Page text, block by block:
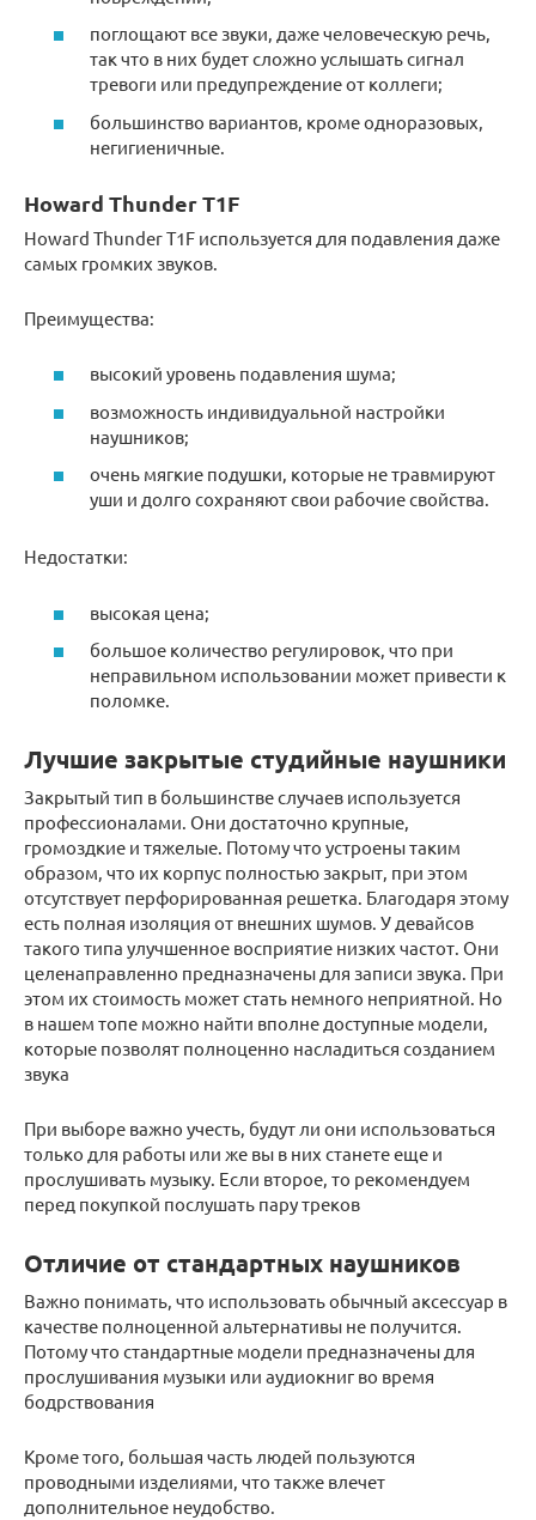
поглощают все звуки, даже человеческую речь,
так что в них будет сложно услышать сигнал
тревоги или предупреждение от коллеги;
большинство вариантов, кроме одноразовых,
негигиеничные.
Howard Thunder T1F
Howard Thunder T1F используется для подавления даже
самых громких звуков.
Преимущества:
высокий уровень подавления шума;
возможность индивидуальной настройки
наушников;
очень мягкие подушки, которые не травмируют
уши и долго сохраняют свои рабочие свойства.
Недостатки:
высокая цена;
большое количество регулировок, что при
неправильном использовании может привести к
поломке.
Лучшие закрытые студийные наушники
Закрытый тип в большинстве случаев используется
профессионалами. Они достаточно крупные,
громоздкие и тяжелые. Потому что устроены таким
образом, что их корпус полностью закрыт, при этом
отсутствует перфорированная решетка. Благодаря этому
есть полная изоляция от внешних шумов. У девайсов
такого типа улучшенное восприятие низких частот. Они
целенаправленно предназначены для записи звука. При
этом их стоимость может стать немного неприятной. Но
в нашем топе можно найти вполне доступные модели,
которые позволят полноценно насладиться созданием
звука
При выборе важно учесть, будут ли они использоваться
только для работы или же вы в них станете еще и
прослушивать музыку. Если второе, то рекомендуем
перед покупкой послушать пару треков
Отличие от стандартных наушников
Важно понимать, что использовать обычный аксессуар в
качестве полноценной альтернативы не получится.
Потому что стандартные модели предназначены для
прослушивания музыки или аудиокниг во время
бодрствования
Кроме того, большая часть людей пользуются
проводными изделиями, что также влечет
дополнительное неудобство.